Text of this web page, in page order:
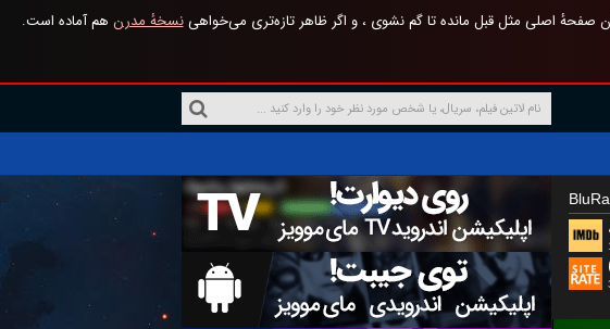
صفحهٔ اصلی مثل قبل مانده تا گم نشوی ، و اگر ظاهر تازه‌تری می‌خواهینسخهٔ مدرن هم آماده است.